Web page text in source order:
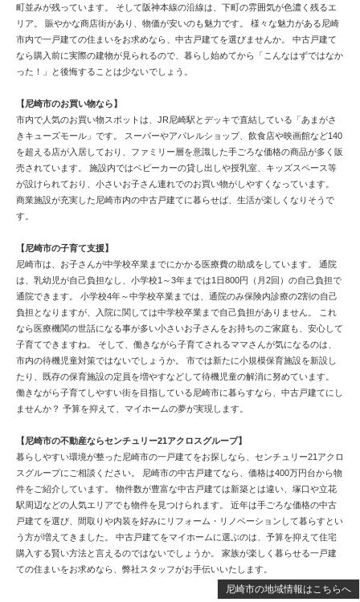
尼崎市の地域情報はこちらへ
町並みが残っています。 そして阪神本線の沿線は、下町の雰囲気が色濃く残るエ
リア。 賑やかな商店街があり、物価が安いのも魅力です。 様々な魅力がある尼崎
市内で一戸建ての住まいをお求めなら、中古戸建てを選びませんか。 中古戸建て
なら購入前に実際の建物が見られるので、暮らし始めてから「こんなはずではなか
った！」と後悔することは少ないでしょう。
【尼崎市のお買い物なら】
市内で人気のお買い物スポットは、JR尼崎駅とデッキで直結している「あまがさ
きキューズモール」です。 スーパーやアパレルショップ、飲食店や映画館など140
を超える店が入居しており、ファミリー層を意識した手ごろな価格の商品が多く販
売されています。 施設内ではベビーカーの貸し出しや授乳室、キッズスペース等
が設けられており、小さいお子さん連れでのお買い物がしやすくなっています。
商業施設が充実した尼崎市内の中古戸建てに暮らせば、生活が楽しくなりそうで
す。
【尼崎市の子育て支援】
尼崎市は、お子さんが中学校卒業までにかかる医療費の助成をしています。 通院
は、乳幼児が自己負担なし、小学校1～3年までは1日800円（月2回）の自己負担で
通院できます。 小学校4年～中学校卒業までは、通院のみ保険内診療の2割の自己
負担となりますが、入院に関しては中学校卒業まで自己負担がありません。 これ
なら医療機関の世話になる事が多い小さいお子さんをお持ちのご家庭も、安心して
子育てできますね。 そして、働きながら子育てされるママさんが気になるのは、
市内の待機児童対策ではないでしょうか。 市では新たに小規模保育施設を新設し
たり、既存の保育施設の定員を増やすなどして待機児童の解消に努めています。
働きながら子育てしやすい街を目指している尼崎市に暮らすなら、中古戸建てにし
ませんか？ 予算を抑えて、マイホームの夢が実現します。
【尼崎市の不動産ならセンチュリー21アクロスグループ】
暮らしやすい環境が整った尼崎市の一戸建てをお探しなら、センチュリー21アクロ
スグループにご相談ください。 尼崎市の中古戸建てなら、価格は400万円台から物
件をご紹介しています。 物件数が豊富な中古戸建ては新築とは違い、塚口や立花
駅周辺などの人気エリアでも物件を見つけられます。 近年は手ごろな価格の中古
戸建てを選び、間取りや内装を好みにリフォーム・リノベーションして暮らすとい
う方が増えてきました。 中古戸建てをマイホームに選ぶのは、予算を抑えて住宅
購入する賢い方法と言えるのではないでしょうか。 家族が楽しく暮らせる一戸建
ての住まいをお求めなら、弊社スタッフがお手伝いいたします。